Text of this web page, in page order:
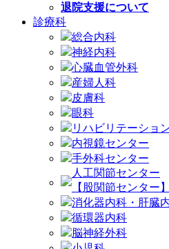
退院支援について
診療科
総合内科
神経内科
心臓血管外科
産婦人科
皮膚科
眼科
リハビリテーショ
内視鏡センター
手外科センター
人工関節センター
【股関節センター】
消化器内科・肝臓
循環器内科
脳神経外科